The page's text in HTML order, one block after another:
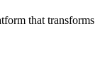
that transforms